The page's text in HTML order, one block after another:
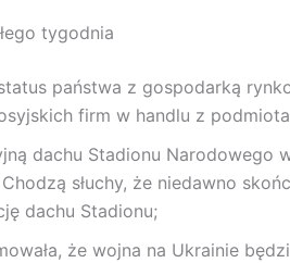
tygodnia
państwa z gospodarką
firm w handlu z
dachu Stadionu Narodowego
słuchy, że niedawno
dachu Stadionu;
że wojna na Ukrainie